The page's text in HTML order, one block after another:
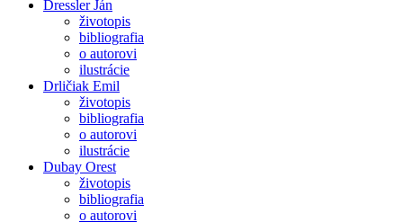
Dressler Ján
životopis
bibliografia
o autorovi
ilustrácie
Drličiak Emil
životopis
bibliografia
o autorovi
ilustrácie
Dubay Orest
životopis
bibliografia
o autorovi